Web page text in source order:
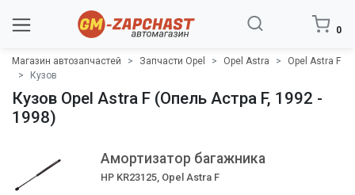
0
Магазин автозапчастей Запчасти Opel Opel Astra
Opel Astra F
Кузов
Кузов Opel Astra F (Опель Астра F, 1992 -
1998)
Амортизатор багажника
HP KR23125, Opel Astra F